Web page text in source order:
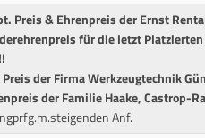
Preis & Ehrenpreis der Ernst
für die letzt Platzierten
der Firma Werkzeugtechnik
der Familie Haake, Castrop-
Anf.